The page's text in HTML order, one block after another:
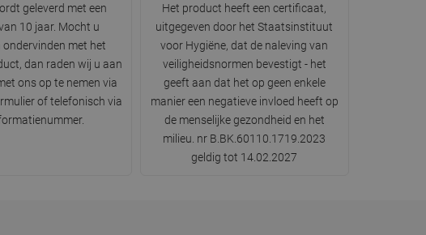
geleverd met een
10 jaar. Mocht u
ondervinden met het
dan raden wij u aan
ons op te nemen via
of telefonisch via
Het product heeft een certificaat,
uitgegeven door het Staatsinstituut
voor Hygiëne, dat de naleving van
veiligheidsnormen bevestigt - het
geeft aan dat het op geen enkele
manier een negatieve invloed heeft op
de menselijke gezondheid en het
milieu. nr B.BK.60110.1719.2023
geldig tot 14.02.2027